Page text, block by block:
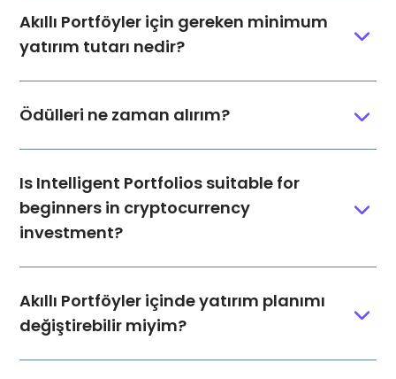
Akıllı Portföyler için gereken minimum
yatırım tutarı nedir?
Ödülleri ne zaman alırım?
Is Intelligent Portfolios suitable for
beginners in cryptocurrency
investment?
Akıllı Portföyler içinde yatırım planımı
değiştirebilir miyim?